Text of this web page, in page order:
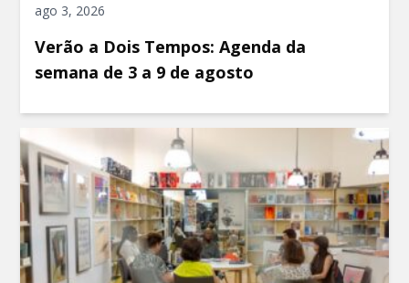
ago 3, 2026
Verão a Dois Tempos: Agenda da
semana de 3 a 9 de agosto